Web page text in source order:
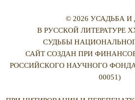
© 2026 УСАДЬБА И
В РУССКОЙ ЛИТЕРАТУРЕ
СУДЬБЫ
САЙТ СОЗДАН ПРИ
РОССИЙСКОГО НАУЧНОГО
00051)